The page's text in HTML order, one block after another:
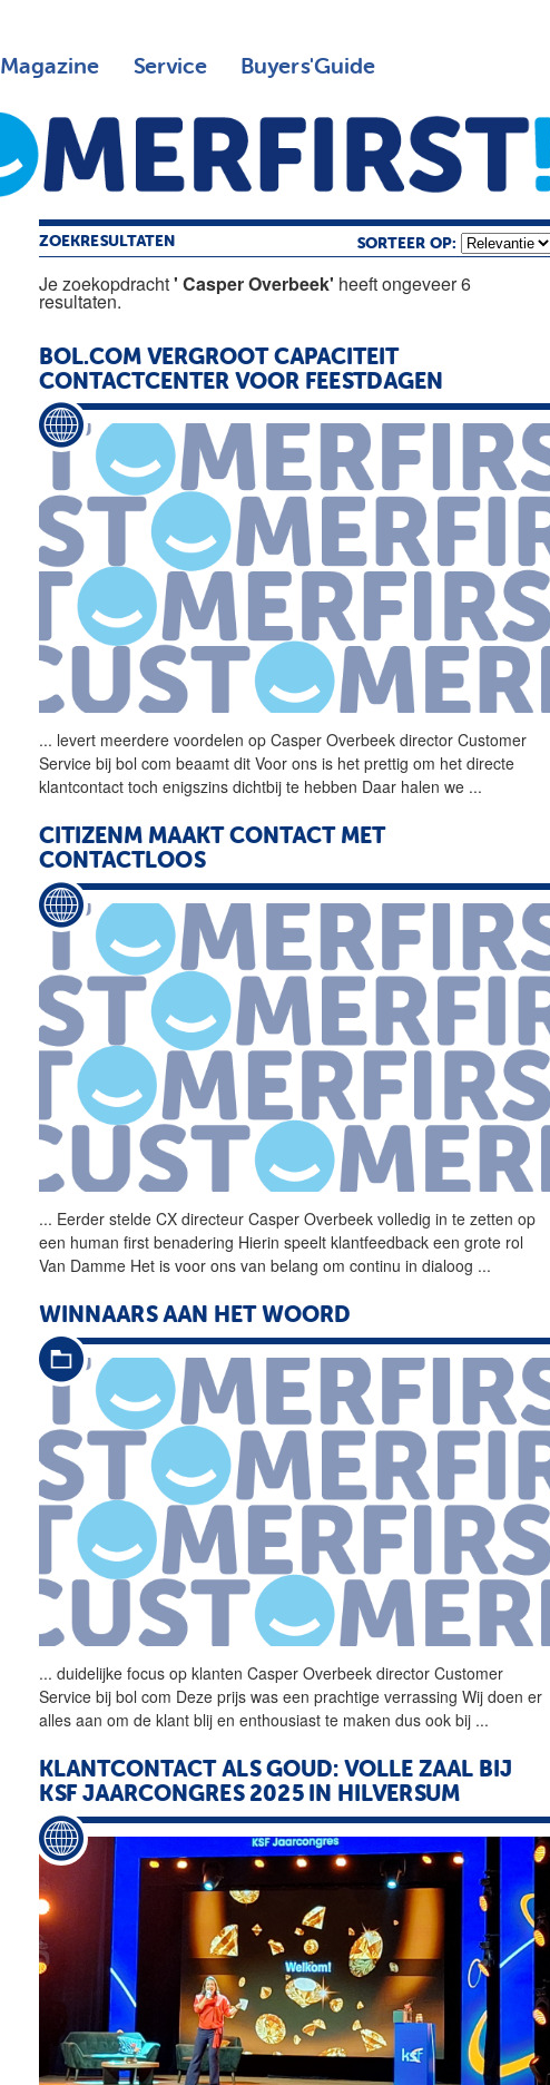
Magazine Service Buyers'Guide
ZOEKRESULTATEN SORTEER OP:
Je zoekopdracht' Casper Overbeek' heeft ongeveer 6
resultaten.
BOL.COM VERGROOT CAPACITEIT
CONTACTCENTER VOOR FEESTDAGEN
... levert meerdere voordelen opCasper Overbeek director Customer
Service bij bol com beaamt dit Voor ons is het prettig om het directe
klantcontact toch enigszins dichtbij te hebben Daar halen we ...
CITIZENM MAAKT CONTACT MET
CONTACTLOOS
... Eerder stelde CX directeurCasper Overbeek volledig in te zetten op
een human first benadering Hierin speelt klantfeedback een grote rol
Van Damme Het is voor ons van belang om continu in dialoog ...
WINNAARS AAN HET WOORD
... duidelijke focus op klantenCasper Overbeek director Customer
Service bij bol com Deze prijs was een prachtige verrassing Wij doen er
alles aan om de klant blij en enthousiast te maken dus ook bij ...
KLANTCONTACT ALS GOUD: VOLLE ZAAL BIJ
KSF JAARCONGRES 2025 IN HILVERSUM